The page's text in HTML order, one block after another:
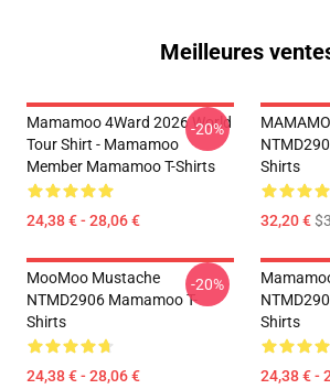
Meilleures
Mamamoo 4Ward 2026 World
Tour Shirt - Mamamoo
Member Mamamoo T-Shirts
24,38 € - 28,06 €
-20%
Shirts
32,20 €
MooMoo Mustache
NTMD2906 Mamamoo T-
Shirts
24,38 € - 28,06 €
-20%
Shirts
24,38 € -